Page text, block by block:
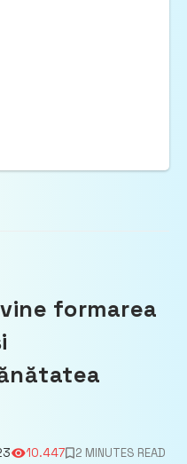
formarea
10.447
2 MINUTES READ